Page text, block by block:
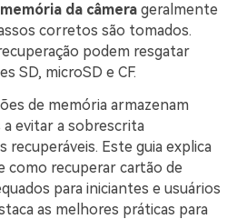
da câmera geralmente
corretos são tomados.
podem resgatar
SD, microSD e CF.
de memória armazenam
a evitar a sobrescrita
recuperáveis. Este guia explica
como recuperar cartão de
para iniciantes e usuários
as melhores práticas para